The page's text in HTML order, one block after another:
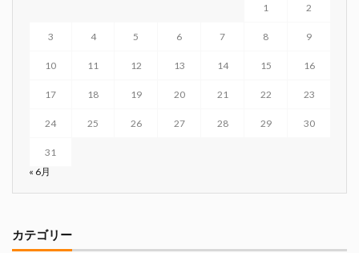
1 2
3 4 5 6 7 8 9
10 11 12 13 14 15 16
17 18 19 20 21 22 23
24 25 26 27 28 29 30
31
« 6月
カテゴリー